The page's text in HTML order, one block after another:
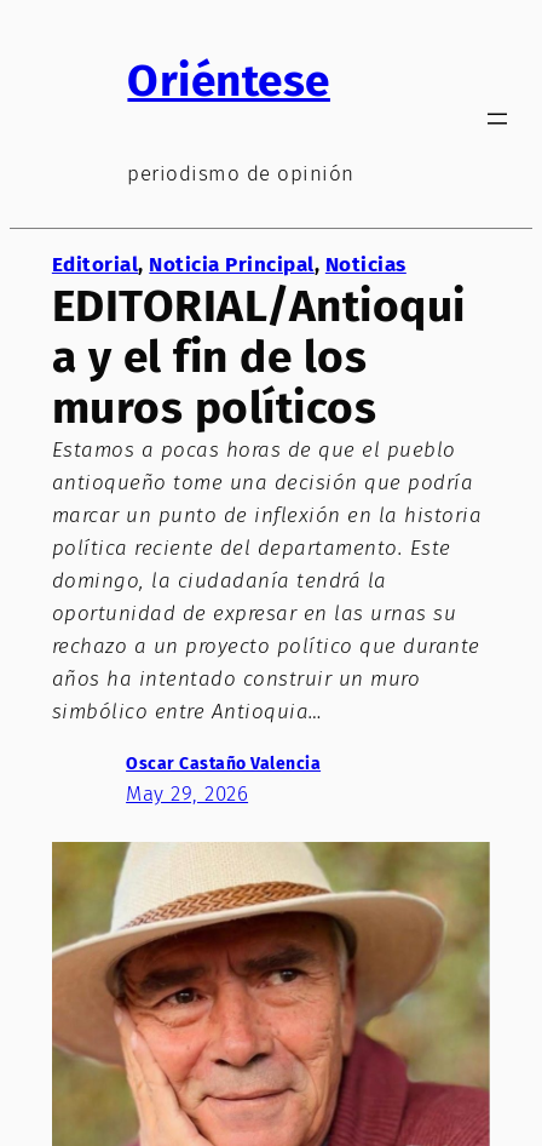
Oriéntese
periodismo de opinión
Editorial, Noticia Principal, Noticias
EDITORIAL/Antioqui
a y el fin de los
muros políticos
Estamos a pocas horas de que el pueblo
antioqueño tome una decisión que podría
marcar un punto de inflexión en la historia
política reciente del departamento. Este
domingo, la ciudadanía tendrá la
oportunidad de expresar en las urnas su
rechazo a un proyecto político que durante
años ha intentado construir un muro
simbólico entre Antioquia…
Oscar Castaño Valencia
May 29, 2026